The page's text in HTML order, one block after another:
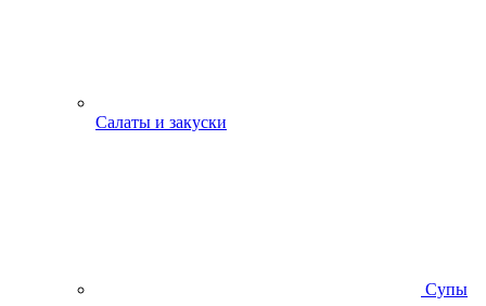
Салаты и закуски
Супы